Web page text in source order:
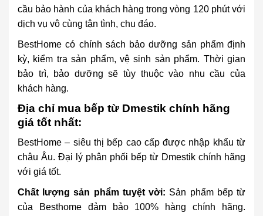
cầu bảo hành của khách hàng trong vòng 120 phút với
dịch vụ vô cùng tận tình, chu đáo.
BestHome có chính sách bảo dưỡng sản phẩm định
kỳ, kiểm tra sản phẩm, vệ sinh sản phẩm. Thời gian
bảo trì, bảo dưỡng sẽ tùy thuộc vào nhu cầu của
khách hàng.
Địa chỉ mua bếp từ Dmestik chính hãng
giá tốt nhất:
BestHome – siêu thị bếp cao cấp được nhập khẩu từ
châu Âu. Đại lý phân phối bếp từ Dmestik chính hãng
với giá tốt.
Chất lượng sản phẩm tuyệt vời: Sản phẩm bếp từ
của Besthome đảm bảo 100% hàng chính hãng.